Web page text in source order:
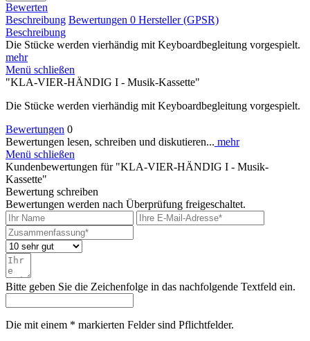
Bewerten
Beschreibung Bewertungen 0 Hersteller (GPSR)
Beschreibung
Die Stücke werden vierhändig mit Keyboardbegleitung vorgespielt.
mehr
Menü schließen
"KLA-VIER-HÄNDIG I - Musik-Kassette"
Die Stücke werden vierhändig mit Keyboardbegleitung vorgespielt.
Bewertungen 0
Bewertungen lesen, schreiben und diskutieren... mehr
Menü schließen
Kundenbewertungen für "KLA-VIER-HÄNDIG I - Musik-
Kassette"
Bewertung schreiben
Bewertungen werden nach Überprüfung freigeschaltet.
Bitte geben Sie die Zeichenfolge in das nachfolgende Textfeld ein.
Die mit einem * markierten Felder sind Pflichtfelder.